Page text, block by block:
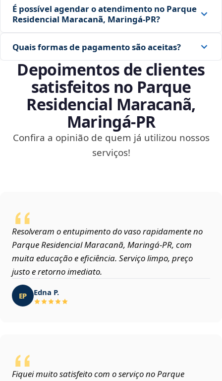
É possível agendar o atendimento no Parque
Residencial Maracanã, Maringá‑PR?
Quais formas de pagamento são aceitas?
Depoimentos de clientes
satisfeitos no Parque
Residencial Maracanã,
Maringá‑PR
Confira a opinião de quem já utilizou nossos
serviços!
Resolveram o entupimento do vaso rapidamente no
Parque Residencial Maracanã, Maringá‑PR, com
muita educação e eficiência. Serviço limpo, preço
justo e retorno imediato.
EP Edna P.
Fiquei muito satisfeito com o serviço no Parque